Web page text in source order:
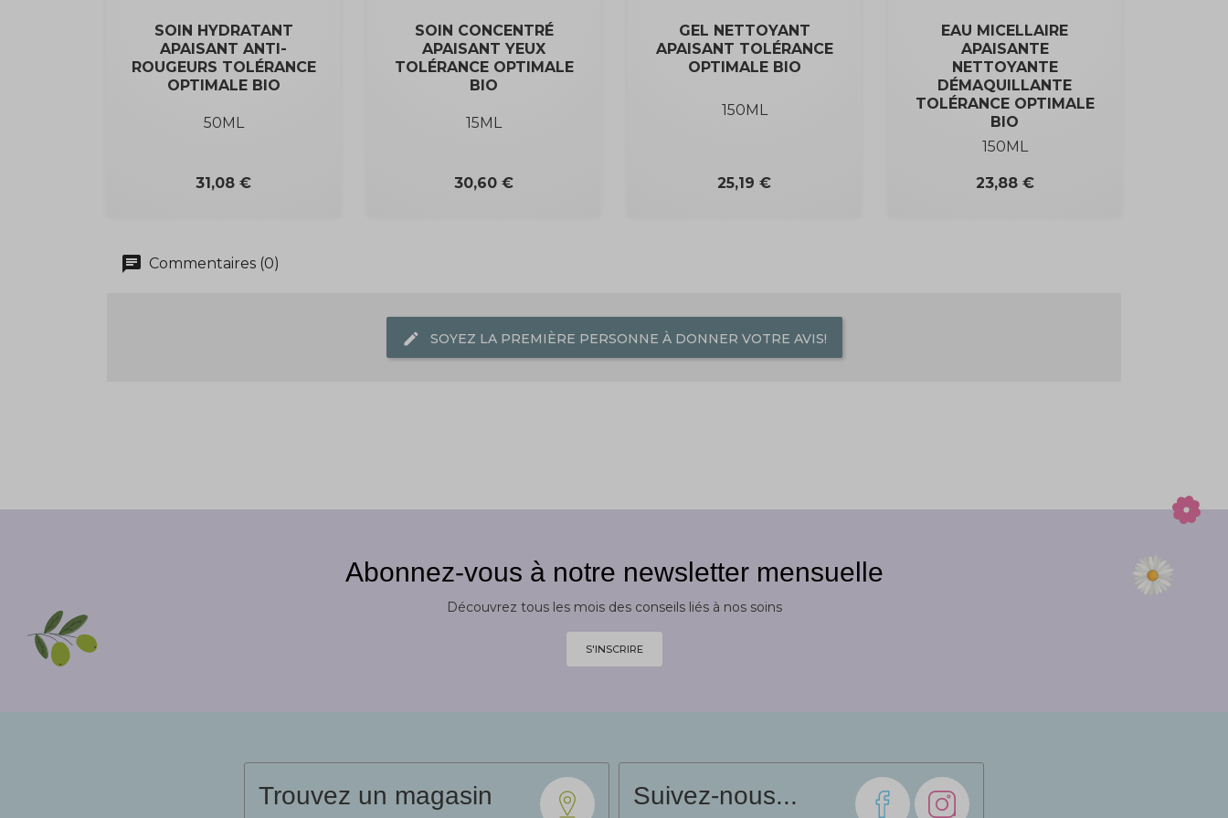
SOIN HYDRATANT
APAISANT ANTI-
ROUGEURS TOLÉRANCE
OPTIMALE BIO
50ML
Prix
31,08 €
SOIN CONCENTRÉ
APAISANT YEUX
TOLÉRANCE OPTIMALE
BIO
15ML
Prix
30,60 €
GEL NETTOYANT
APAISANT TOLÉRANCE
OPTIMALE BIO
150ML
Prix
25,19 €
EAU MICELLAIRE
APAISANTE
NETTOYANTE
DÉMAQUILLANTE
TOLÉRANCE OPTIMALE
BIO
150ML
Prix
23,88 €
chat Commentaires (0)
edit SOYEZ LA PREMIÈRE PERSONNE À DONNER VOTRE AVIS!
Abonnez-vous à notre newsletter mensuelle
Découvrez tous les mois des conseils liés à nos soins
S'INSCRIRE
Trouvez un magasin Suivez-nous...